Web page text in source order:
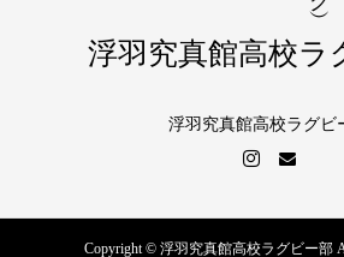
浮羽究真館高校ラ
浮羽究真館高校ラグビ
Copyright © 浮羽究真館高校ラグビー部